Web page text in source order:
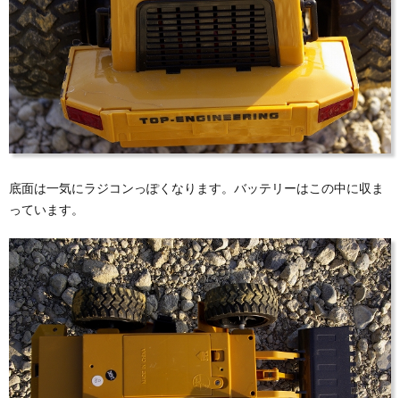
底面は一気にラジコンっぽくなります。バッテリーはこの中に収ま
っています。